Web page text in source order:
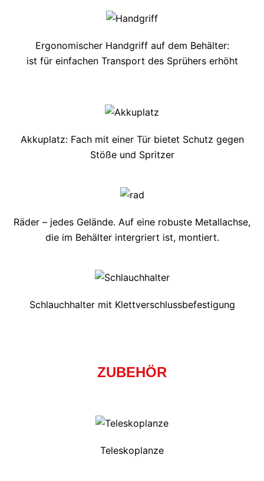
Ergonomischer Handgriff auf dem Behälter:
ist für einfachen Transport des Sprühers erhöht
Akkuplatz: Fach mit einer Tür bietet Schutz gegen
Stöße und Spritzer
Räder – jedes Gelände. Auf eine robuste Metallachse,
die im Behälter intergriert ist, montiert.
Schlauchhalter mit Klettverschlussbefestigung
ZUBEHÖR
Teleskoplanze